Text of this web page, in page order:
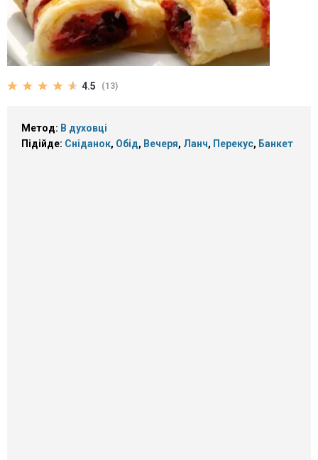
4.5 (13)
Метод: В духовці
Підійде: Сніданок, Обід, Вечеря, Ланч, Перекус, Банкет